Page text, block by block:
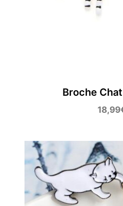
Broche
18,99